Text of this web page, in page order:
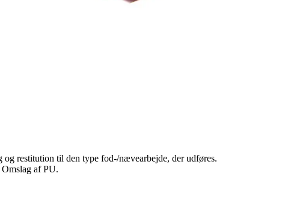
restitution til den type fod-/nævearbejde, der udføres.
af PU.